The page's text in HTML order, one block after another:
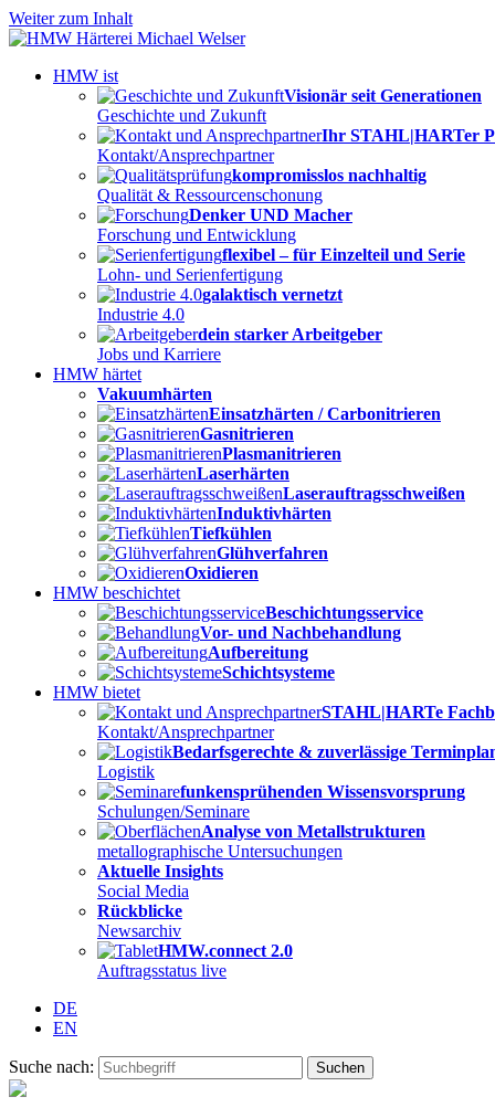
Weiter zum Inhalt
HMW ist
Visionär seit Generationen
Geschichte und Zukunft
Ihr STAHL|HARTer
Kontakt/Ansprechpartner
kompromisslos nachhaltig
Qualität & Ressourcenschonung
Denker UND Macher
Forschung und Entwicklung
flexibel – für Einzelteil und Serie
Lohn- und Serienfertigung
galaktisch vernetzt
Industrie 4.0
dein starker Arbeitgeber
Jobs und Karriere
HMW härtet
Vakuumhärten
Einsatzhärten / Carbonitrieren
Gasnitrieren
Plasmanitrieren
Laserhärten
Laserauftragsschweißen
Induktivhärten
Tiefkühlen
Glühverfahren
Oxidieren
HMW beschichtet
Beschichtungsservice
Vor- und Nachbehandlung
Aufbereitung
Schichtsysteme
HMW bietet
STAHL|HARTe
Kontakt/Ansprechpartner
Bedarfsgerechte & zuverlässige
Logistik
funkensprühenden Wissensvorsprung
Schulungen/Seminare
Analyse von Metallstrukturen
metallographische Untersuchungen
Aktuelle Insights
Social Media
Rückblicke
Newsarchiv
HMW.connect 2.0
Auftragsstatus live
DE
EN
Suche nach: